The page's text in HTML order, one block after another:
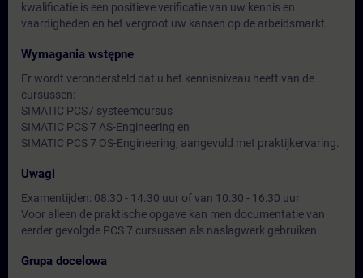
kwalificatie is een positieve verificatie van uw kennis en
vaardigheden en het vergroot uw kansen op de arbeidsmarkt.
Wymagania wstępne
Er wordt verondersteld dat u het kennisniveau heeft van de
cursussen:
SIMATIC PCS7 systeemcursus
SIMATIC PCS 7 AS-Engineering en
SIMATIC PCS 7 OS-Engineering, aangevuld met praktijkervaring.
Uwagi
Examentijden: 08:30 - 14.30 uur of van 10:30 - 16:30 uur
Voor alleen de praktische opgave kan men documentatie van
eerder gevolgde PCS 7 cursussen als naslagwerk gebruiken.
Grupa docelowa